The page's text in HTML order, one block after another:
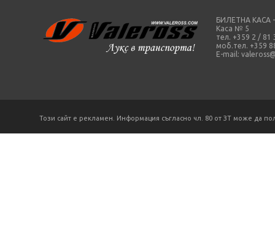
БИЛЕТНА КАСА
Каса № 5
тел. +359 2 / 81
моб.тел. +359
E-mail:
Този сайт е рекламен. Информация съгласно чл. 80 от ЗТ може да